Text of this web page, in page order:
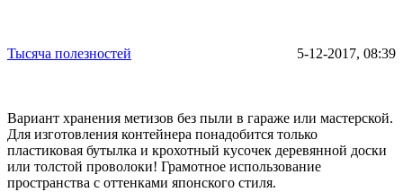
Тысяча полезностей 5-12-2017, 08:39
Вариант хранения метизов без пыли в гараже или мастерской.
Для изготовления контейнера понадобится только
пластиковая бутылка и крохотный кусочек деревянной доски
или толстой проволоки! Грамотное использование
пространства с оттенками японского стиля.